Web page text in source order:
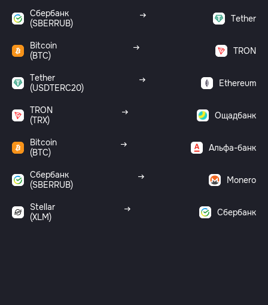
Сбербанк
(SBERRUB)
Tether
Bitcoin
(BTC)
TRON
Tether
(USDTERC20)
Ethereum
TRON
(TRX)
Ощадбанк
Bitcoin
(BTC)
Альфа-банк
Сбербанк
(SBERRUB)
Monero
Stellar
(XLM)
Сбербанк